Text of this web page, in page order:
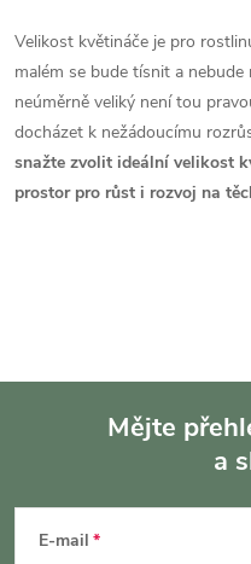
d
a
c
í
k
ý
á
n
k
o
v
á
Velikost květináče je pro
malém se bude tísnit a
neúměrně veliký není tou
docházet k nežádoucímu
snažte zvolit ideální velikost
prostor pro růst i rozvoj na
Mějte
a
E-mail